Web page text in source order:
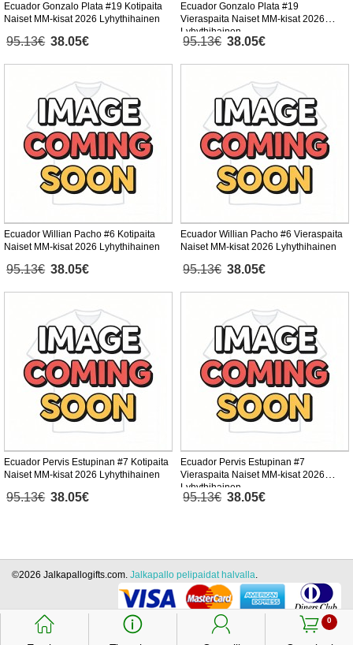
Ecuador Gonzalo Plata #19 Kotipaita
Naiset MM-kisat 2026 Lyhythihainen
95.13€ 38.05€
Ecuador Gonzalo Plata #19
Vieraspaita Naiset MM-kisat 2026
Lyhythihainen
95.13€ 38.05€
Ecuador Willian Pacho #6 Kotipaita
Naiset MM-kisat 2026 Lyhythihainen
95.13€ 38.05€
Ecuador Willian Pacho #6 Vieraspaita
Naiset MM-kisat 2026 Lyhythihainen
95.13€ 38.05€
Ecuador Pervis Estupinan #7 Kotipaita
Naiset MM-kisat 2026 Lyhythihainen
95.13€ 38.05€
Ecuador Pervis Estupinan #7
Vieraspaita Naiset MM-kisat 2026
Lyhythihainen
95.13€ 38.05€
󰃱 󰈢 󰃳 0
󰃦
©2026 Jalkapallogifts.com. Jalkapallo pelipaidat halvalla.